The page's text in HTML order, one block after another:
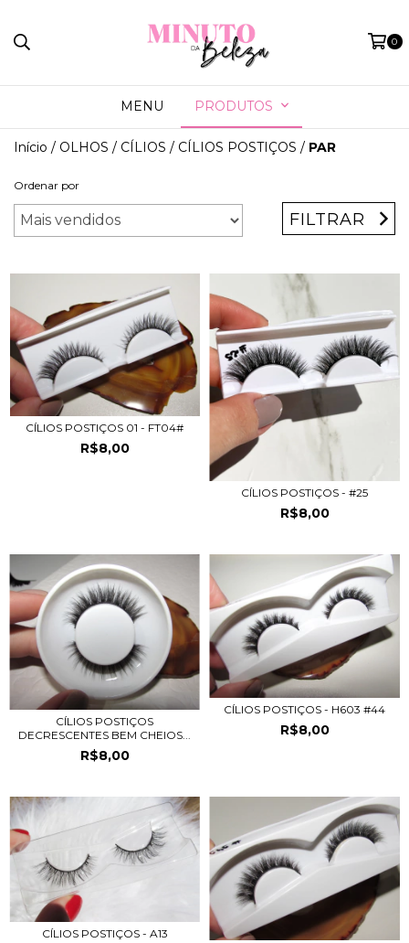
0
MENU PRODUTOS
Início / OLHOS / CÍLIOS / CÍLIOS POSTIÇOS / PAR
Ordenar por
FILTRAR
CÍLIOS POSTIÇOS 01 - FT04#
R$8,00
CÍLIOS POSTIÇOS - #25
R$8,00
CÍLIOS POSTIÇOS
DECRESCENTES BEM CHEIOS...
R$8,00
CÍLIOS POSTIÇOS - H603 #44
R$8,00
CÍLIOS POSTIÇOS - A13